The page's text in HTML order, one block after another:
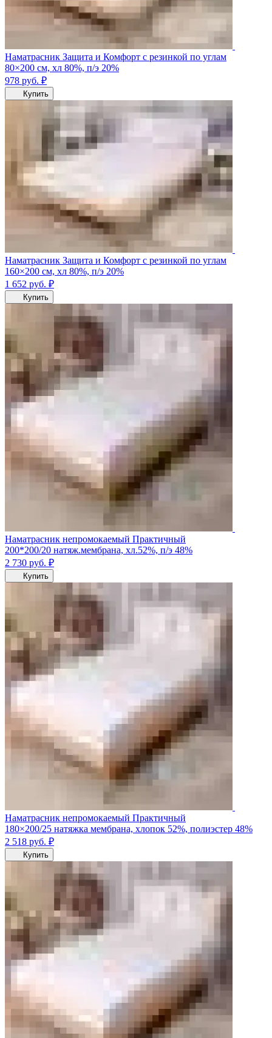
Наматрасник Защита и Комфорт с резинкой по углам
80×200 см, хл 80%, п/э 20%
978 руб. ₽
Купить
Наматрасник Защита и Комфорт с резинкой по углам
160×200 см, хл 80%, п/э 20%
1 652 руб. ₽
Купить
Наматрасник непромокаемый Практичный
200*200/20 натяж.мембрана, хл.52%, п/э 48%
2 730 руб. ₽
Купить
Наматрасник непромокаемый Практичный
180×200/25 натяжка мембрана, хлопок 52%, полиэстер 48%
2 518 руб. ₽
Купить